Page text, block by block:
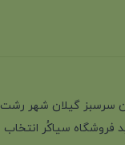
، شومیز و ... در استان
سیاکُر انتخاب